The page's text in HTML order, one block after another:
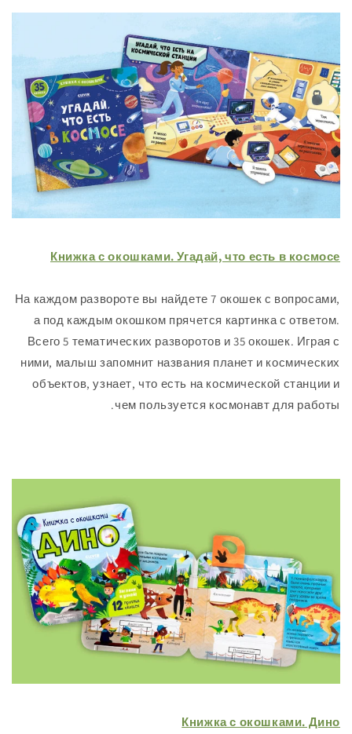
Книжка с окошками. Угадай, что есть в
На каждом развороте вы найдете 7 окошек с
а под каждым окошком прячется картинка с
Всего 5 тематических разворотов и 35 окошек.
ними, малыш запомнит названия планет и
объектов, узнает, что есть на космической
чем пользуется космонавт для
Книжка с